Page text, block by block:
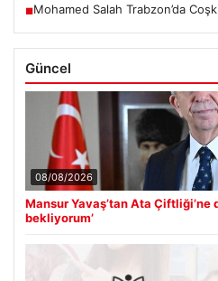
■Mohamed Salah Trabzon’da
Güncel
08/08/2026
Mansur Yavaş’tan Ata Çiftliği’ne
bekliyorum’